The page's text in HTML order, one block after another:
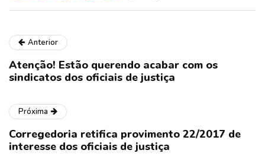
Anterior
Atenção! Estão querendo acabar com os
sindicatos dos oficiais de justiça
Próxima
Corregedoria retifica provimento 22/2017 de
interesse dos oficiais de justiça